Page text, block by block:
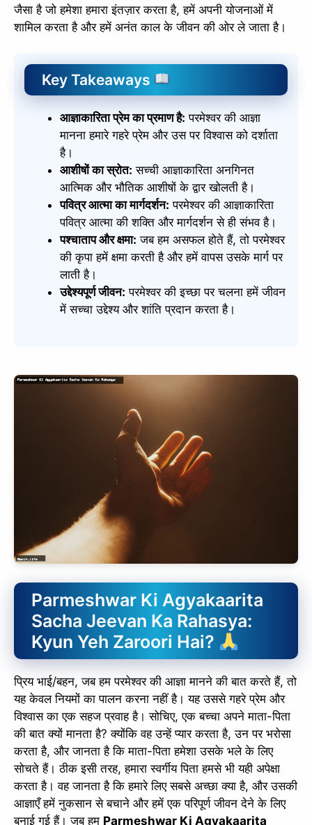
जैसा है जो हमेशा हमारा इंतज़ार करता है, हमें अपनी योजनाओं में
शामिल करता है और हमें अनंत काल के जीवन की ओर ले जाता है।
Key Takeaways
आज्ञाकारिता प्रेम का प्रमाण है: परमेश्वर की आज्ञा
मानना हमारे गहरे प्रेम और उस पर विश्वास को दर्शाता
है।
आशीषों का स्रोत: सच्ची आज्ञाकारिता अनगिनत
आत्मिक और भौतिक आशीषों के द्वार खोलती है।
पवित्र आत्मा का मार्गदर्शन: परमेश्वर की आज्ञाकारिता
पवित्र आत्मा की शक्ति और मार्गदर्शन से ही संभव है।
पश्चाताप और क्षमा: जब हम असफल होते हैं, तो परमेश्वर
की कृपा हमें क्षमा करती है और हमें वापस उसके मार्ग पर
लाती है।
उद्देश्यपूर्ण जीवन: परमेश्वर की इच्छा पर चलना हमें जीवन
में सच्चा उद्देश्य और शांति प्रदान करता है।
Parmeshwar Ki Agyakaarita
Sacha Jeevan Ka Rahasya:
Kyun Yeh Zaroori Hai?
प्रिय भाई/बहन, जब हम परमेश्वर की आज्ञा मानने की बात करते हैं, तो
यह केवल नियमों का पालन करना नहीं है। यह उससे गहरे प्रेम और
विश्वास का एक सहज प्रवाह है। सोचिए, एक बच्चा अपने माता-पिता
की बात क्यों मानता है? क्योंकि वह उन्हें प्यार करता है, उन पर भरोसा
करता है, और जानता है कि माता-पिता हमेशा उसके भले के लिए
सोचते हैं। ठीक इसी तरह, हमारा स्वर्गीय पिता हमसे भी यही अपेक्षा
करता है। वह जानता है कि हमारे लिए सबसे अच्छा क्या है, और उसकी
आज्ञाएँ हमें नुकसान से बचाने और हमें एक परिपूर्ण जीवन देने के लिए
बनाई गई हैं। जब हम Parmeshwar Ki Agyakaarita